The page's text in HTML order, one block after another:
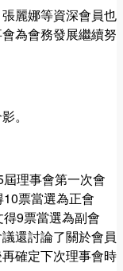
麗娜等資深會員也
為會務發展繼續努
。
理事會第一次會
票當選為正會
9票當選為副會
還討論了關於會員
確定下次理事會時